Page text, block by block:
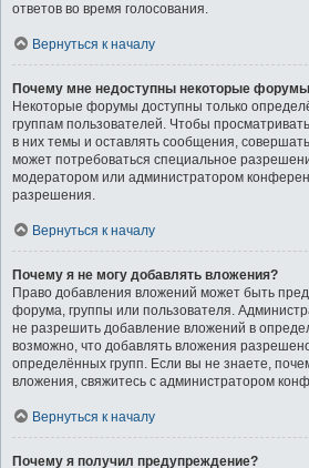
ответов во время голосования.
Вернуться к началу
Почему мне недоступны некоторые
Некоторые форумы доступны только
группам пользователей. Чтобы
в них темы и оставлять сообщения,
может потребоваться специальное
модератором или администратором
разрешения.
Вернуться к началу
Почему я не могу добавлять вложения?
Право добавления вложений может быть
форума, группы или пользователя.
не разрешить добавление вложений в
возможно, что добавлять вложения
определённых групп. Если вы не знаете,
вложения, свяжитесь с администратором
Вернуться к началу
Почему я получил предупреждение?